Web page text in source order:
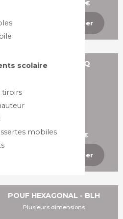
scolaire
tiroirs
mobiles
A partir de 160,80 €
Ajouter au panier
POUF CARRÉ - BLQ
A partir de 135,12 €
Ajouter au panier
POUF HEXAGONAL - BLH
Plusieurs dimensions